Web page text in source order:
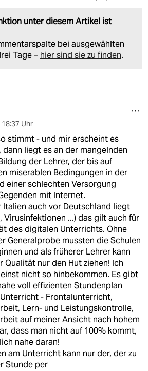
unter diesem Artikel ist
bei ausgewählten
Tage – hier sind sie zu finden.
18:37 Uhr
stimmt - und mir erscheint es
liegt es an der mangelnden
der Lehrer, der bis auf
miserablen Bedingungen in der
einer schlechten Versorgung
mit Internet.
Italien auch vor Deutschland liegt
Virusinfektionen ...) das gilt auch für
des digitalen Unterrichts. Ohne
Generalprobe mussten die Schulen
und als früherer Lehrer kann
Qualität nur den Hut ziehen! Ich
nicht so hinbekommen. Es gibt
voll effizienten Stundenplan
- Frontalunterricht,
Lern- und Leistungskontrolle,
auf meiner Ansicht nach hohem
dass man nicht auf 100% kommt,
nahe daran!
am Unterricht kann nur der, der zu
Stunde per